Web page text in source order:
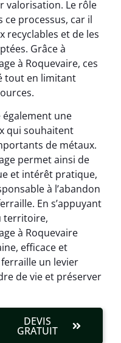
valorisation. Le rôle
processus, car il
recyclables et de les
Grâce à
à Roquevaire, ces
tout en limitant
une
qui souhaitent
de métaux.
permet ainsi de
et intérêt pratique,
à l’abandon
En s’appuyant
territoire,
à Roquevaire
efficace et
un levier
de vie et préserver
DEVIS
GRATUIT